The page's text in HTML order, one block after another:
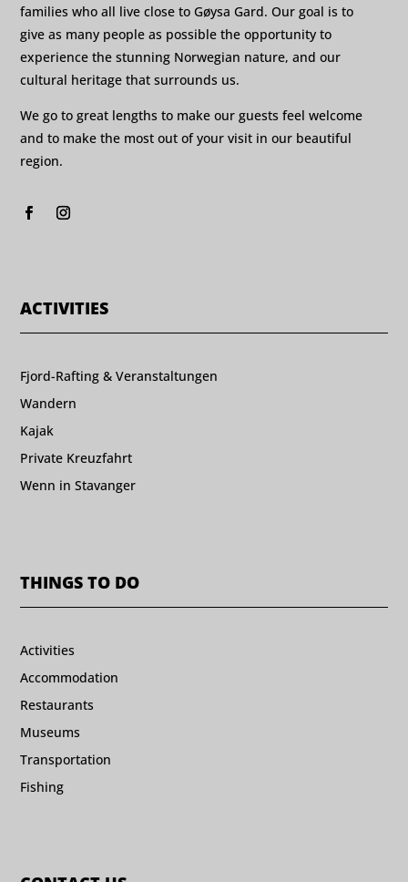
families who all live close to Gøysa Gard. Our goal is to
give as many people as possible the opportunity to
experience the stunning Norwegian nature, and our
cultural heritage that surrounds us.
We go to great lengths to make our guests feel welcome
and to make the most out of your visit in our beautiful
region.
ACTIVITIES
Fjord-Rafting & Veranstaltungen
Wandern
Kajak
Private Kreuzfahrt
Wenn in Stavanger
THINGS TO DO
Activities
Accommodation
Restaurants
Museums
Transportation
Fishing